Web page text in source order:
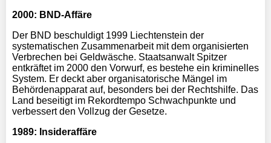
2000: BND-Affäre
Der BND beschuldigt 1999 Liechtenstein der
systematischen Zusammenarbeit mit dem organisierten
Verbrechen bei Geldwäsche. Staatsanwalt Spitzer
entkräftet im 2000 den Vorwurf, es bestehe ein kriminelles
System. Er deckt aber organisatorische Mängel im
Behördenapparat auf, besonders bei der Rechtshilfe. Das
Land beseitigt im Rekordtempo Schwachpunkte und
verbessert den Vollzug der Gesetze.
1989: Insideraffäre